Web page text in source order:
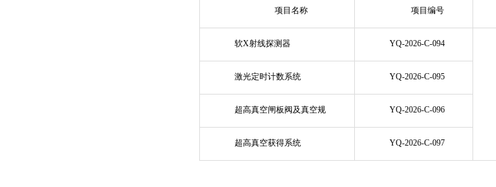
项目名称 项目编号
软X射线探测器 YQ-2026-C-094
激光定时计数系统 YQ-2026-C-095
超高真空闸板阀及真空规 YQ-2026-C-096
超高真空获得系统 YQ-2026-C-097